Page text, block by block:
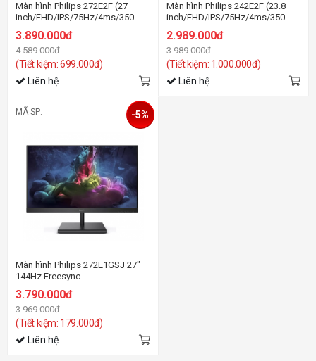
Màn hình Philips 272E2F (27
inch/FHD/IPS/75Hz/4ms/350
nits/HDMI+DP+VGA)
3.890.000đ
4.589.000đ
(Tiết kiệm: 699.000đ)
Liên hệ
Màn hình Philips 242E2F (23.8
inch/FHD/IPS/75Hz/4ms/350
nits/HDMI+DP+VGA)
2.989.000đ
3.989.000đ
(Tiết kiệm: 1.000.000đ)
Liên hệ
MÃ SP:
Màn hình Philips 272E1GSJ 27"
144Hz Freesync
3.790.000đ
3.969.000đ
(Tiết kiệm: 179.000đ)
-5%
Liên hệ